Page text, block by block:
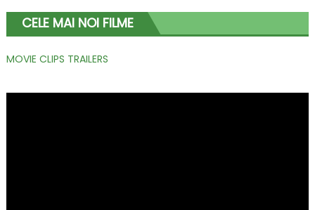
CELE MAI NOI FILME
MOVIE CLIPS TRAILERS